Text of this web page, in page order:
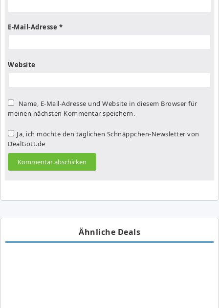
E-Mail-Adresse *
Website
Name, E-Mail-Adresse und Website in diesem Browser für
meinen nächsten Kommentar speichern.
Ja, ich möchte den täglichen Schnäppchen-Newsletter von
DealGott.de
Ähnliche Deals